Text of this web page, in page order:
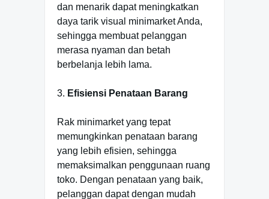
dan menarik dapat meningkatkan
daya tarik visual minimarket Anda,
sehingga membuat pelanggan
merasa nyaman dan betah
berbelanja lebih lama.
3. Efisiensi Penataan Barang
Rak minimarket yang tepat
memungkinkan penataan barang
yang lebih efisien, sehingga
memaksimalkan penggunaan ruang
toko. Dengan penataan yang baik,
pelanggan dapat dengan mudah